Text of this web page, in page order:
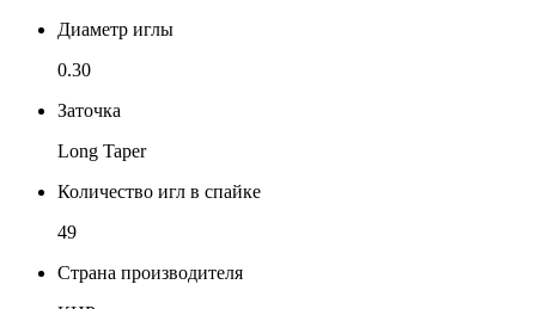
Диаметр иглы
0.30
Заточка
Long Taper
Количество игл в спайке
49
Страна производителя